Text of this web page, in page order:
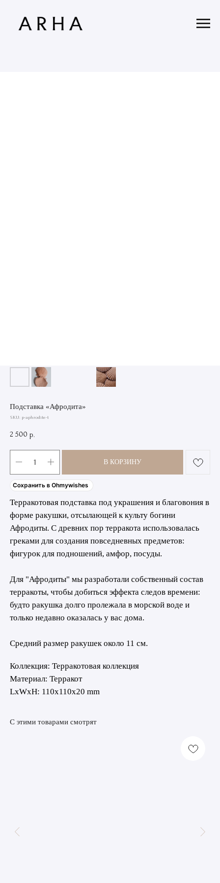
Подставка «Афродита»
SKU: p-aphrodite-t
2 500 р.
В КОРЗИНУ
Сохранить в Ohmywishes
Терракотовая подставка под украшения и благовония в
форме ракушки, отсылающей к культу богини
Афродиты. С древних пор терракота использовалась
греками для создания повседневных предметов:
фигурок для подношений, амфор, посуды.
Для "Афродиты" мы разработали собственный состав
терракоты, чтобы добиться эффекта следов времени:
будто ракушка долго пролежала в морской воде и
только недавно оказалась у вас дома.
Средний размер ракушек около 11 см.
Коллекция: Терракотовая коллекция
Материал: Терракот
LxWxH: 110x110x20 mm
С этими товарами смотрят